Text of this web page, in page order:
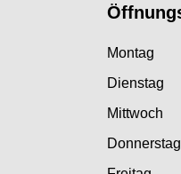
Montag
Dienstag
Mittwoch
Donnerstag